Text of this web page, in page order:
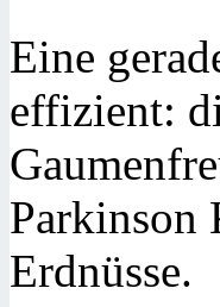
Eine
effizient:
Parkinson
Erdnüsse.